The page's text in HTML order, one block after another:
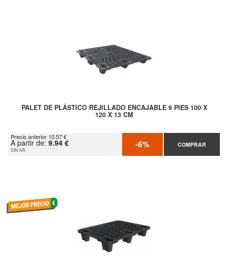
PALET DE PLÁSTICO REJILLADO ENCAJABLE 9 PIES 100 X
120 X 13 CM
Precio anterior 10.57 €
A partir de: 9.94 €
SIN IVA -6% COMPRAR